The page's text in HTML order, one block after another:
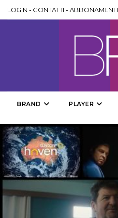
LOGIN - CONTATTI -ABBONAMENTI
BRAND PLAYER